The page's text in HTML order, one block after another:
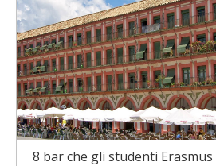
8 bar che gli studenti Erasmus